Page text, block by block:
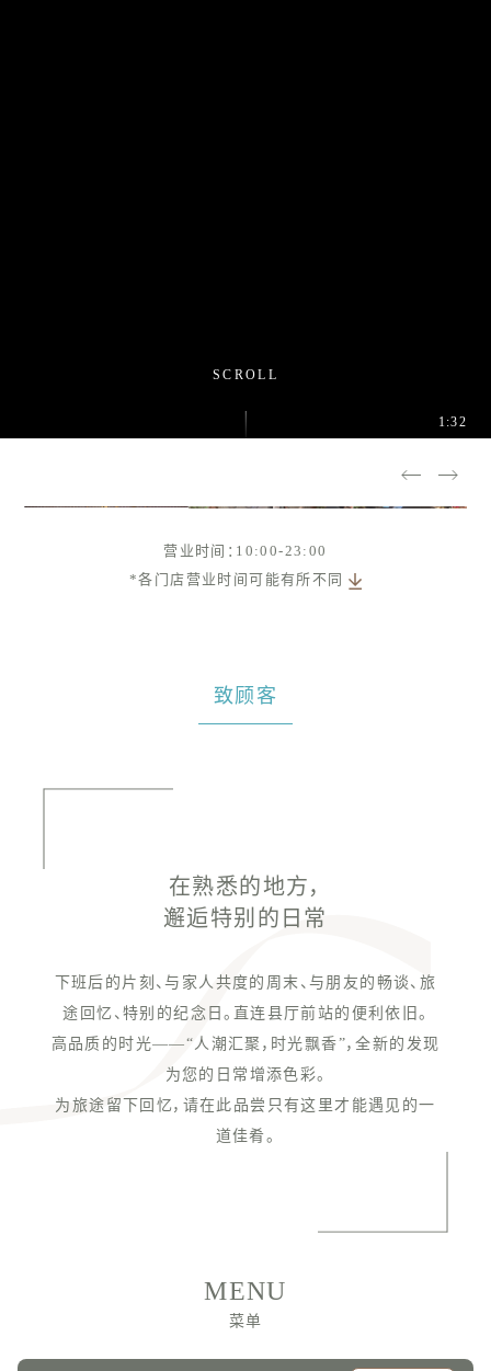
SCROLL
1:32
营业时间：10:00-23:00
*各门店营业时间可能有所不同
致顾客
在熟悉的地方，
邂逅特别的日常
下班后的片刻、与家人共度的周末、与朋友的畅谈、旅
途回忆、特别的纪念日。直连县厅前站的便利依旧。
高品质的时光——“人潮汇聚，时光飘香”，全新的发现
为您的日常增添色彩。
为旅途留下回忆，请在此品尝只有这里才能遇见的一
道佳肴。
MENU
菜单